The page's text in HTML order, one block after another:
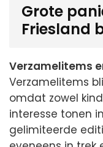
Grote
Friesland
Verzamelitems
Verzamelitems
omdat zowel
interesse tonen
gelimiteerde